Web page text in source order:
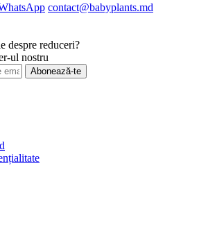
contact@babyplants.md
despre reduceri?
ul nostru
Abonează-te